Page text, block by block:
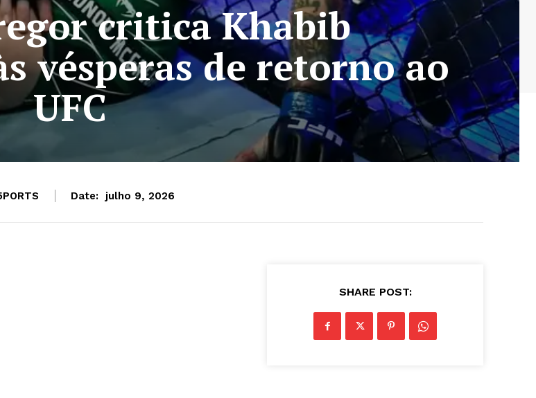
critica Khabib
vésperas de retorno ao
UFC
Date: julho 9, 2026
SHARE POST: